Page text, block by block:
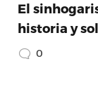
El
historia y
0